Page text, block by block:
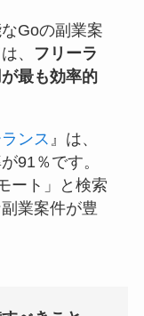
Goの副業案
、
フリーラ
最も効率的
ンス 』は、
91％です。
ート」と検索
業案件が豊